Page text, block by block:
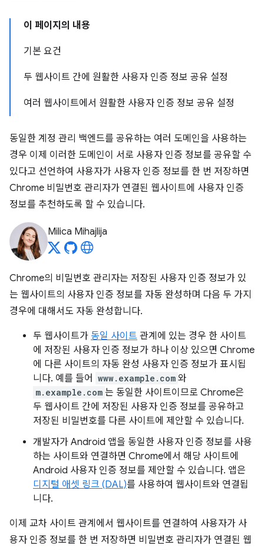
이 페이지의 내용
기본 요건
두 웹사이트 간에 원활한 사용자 인증 정보 공유 설정
여러 웹사이트에서 원활한 사용자 인증 정보 공유 설정
동일한 계정 관리 백엔드를 공유하는 여러 도메인을 사용하는
경우 이제 이러한 도메인이 서로 사용자 인증 정보를 공유할 수
있다고 선언하여 사용자가 사용자 인증 정보를 한 번 저장하면
Chrome 비밀번호 관리자가 연결된 웹사이트에 사용자 인증
정보를 추천하도록 할 수 있습니다.
Milica Mihajlija
Chrome의 비밀번호 관리자는 저장된 사용자 인증 정보가 있
는 웹사이트의 사용자 인증 정보를 자동 완성하며 다음 두 가지
경우에 대해서도 자동 완성합니다.
두 웹사이트가 동일 사이트 관계에 있는 경우 한 사이트
에 저장된 사용자 인증 정보가 하나 이상 있으면 Chrome
에 다른 사이트의 자동 완성 사용자 인증 정보가 표시됩
니다. 예를 들어 www.example.com 와
m.example.com 는 동일한 사이트이므로 Chrome은
두 웹사이트 간에 저장된 사용자 인증 정보를 공유하고
저장된 비밀번호를 다른 사이트에 제안할 수 있습니다.
개발자가 Android 앱을 동일한 사용자 인증 정보를 사용
하는 사이트와 연결하면 Chrome에서 해당 사이트에
Android 사용자 인증 정보를 제안할 수 있습니다. 앱은
디지털 애셋 링크 (DAL)를 사용하여 웹사이트와 연결됩
니다.
이제 교차 사이트 관계에서 웹사이트를 연결하여 사용자가 사
용자 인증 정보를 한 번 저장하면 비밀번호 관리자가 연결된 웹